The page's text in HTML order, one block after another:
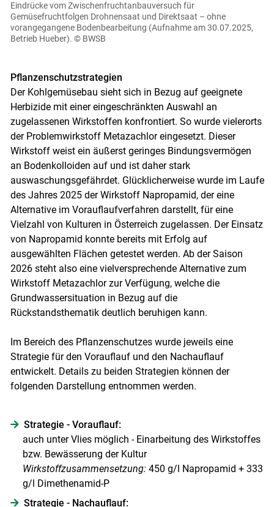
Eindrücke vom Zwischenfruchtanbauversuch für
Gemüsefruchtfolgen Drohnensaat und Direktsaat – ohne
vorangegangene Bodenbearbeitung (Aufnahme am 30.07.2025,
Betrieb Hueber). © BWSB
Pflanzenschutzstrategien
Der Kohlgemüsebau sieht sich in Bezug auf geeignete
Herbizide mit einer eingeschränkten Auswahl an
zugelassenen Wirkstoffen konfrontiert. So wurde vielerorts
der Problemwirkstoff Metazachlor eingesetzt. Dieser
Wirkstoff weist ein äußerst geringes Bindungsvermögen
an Bodenkolloiden auf und ist daher stark
auswaschungsgefährdet. Glücklicherweise wurde im Laufe
des Jahres 2025 der Wirkstoff Napropamid, der eine
Alternative im Vorauflaufverfahren darstellt, für eine
Vielzahl von Kulturen in Österreich zugelassen. Der Einsatz
von Napropamid konnte bereits mit Erfolg auf
ausgewählten Flächen getestet werden. Ab der Saison
2026 steht also eine vielversprechende Alternative zum
Wirkstoff Metazachlor zur Verfügung, welche die
Grundwassersituation in Bezug auf die
Rückstandsthematik deutlich beruhigen kann.
Im Bereich des Pflanzenschutzes wurde jeweils eine
Strategie für den Vorauflauf und den Nachauflauf
entwickelt. Details zu beiden Strategien können der
folgenden Darstellung entnommen werden.
Strategie - Vorauflauf:
auch unter Vlies möglich - Einarbeitung des Wirkstoffes
bzw. Bewässerung der Kultur
Wirkstoffzusammensetzung: 450 g/l Napropamid + 333
g/l Dimethenamid-P
Strategie - Nachauflauf: